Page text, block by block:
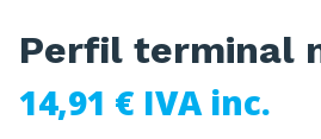
Perfil terminal
14,91 € IVA inc.